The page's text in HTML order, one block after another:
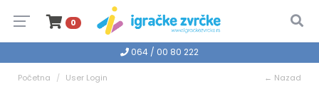
0
064 / 00 80 222
Početna User Login ← Nazad